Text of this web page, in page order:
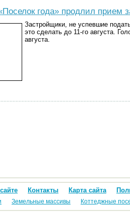
года» продлил прием
Застройщики, не успевшие
это сделать до 11-го августа.
августа.
Контакты Карта сайта
Земельные массивы Коттеджные